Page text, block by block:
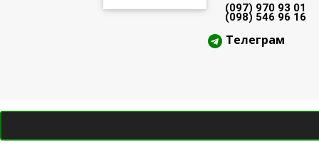
(097) 970 93 01
(098) 546 96 16
Телеграм